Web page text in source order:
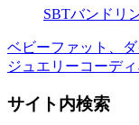
SBTバンドリ
投
稿
ナ
ベビーファット、
ジュエリーコーデ
サイト内検索